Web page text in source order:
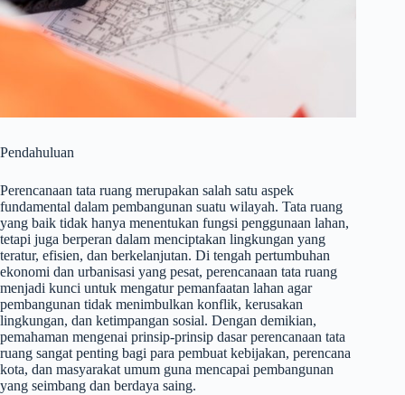
Pendahuluan
Perencanaan tata ruang merupakan salah satu aspek
fundamental dalam pembangunan suatu wilayah. Tata ruang
yang baik tidak hanya menentukan fungsi penggunaan lahan,
tetapi juga berperan dalam menciptakan lingkungan yang
teratur, efisien, dan berkelanjutan. Di tengah pertumbuhan
ekonomi dan urbanisasi yang pesat, perencanaan tata ruang
menjadi kunci untuk mengatur pemanfaatan lahan agar
pembangunan tidak menimbulkan konflik, kerusakan
lingkungan, dan ketimpangan sosial. Dengan demikian,
pemahaman mengenai prinsip-prinsip dasar perencanaan tata
ruang sangat penting bagi para pembuat kebijakan, perencana
kota, dan masyarakat umum guna mencapai pembangunan
yang seimbang dan berdaya saing.